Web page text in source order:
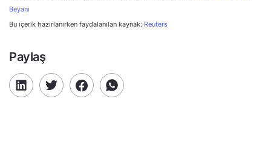
Beyanı
Bu içerik hazırlanırken faydalanılan kaynak: Reuters
Paylaş